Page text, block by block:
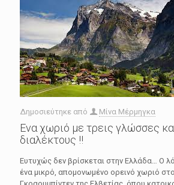
Δημοσιεύτηκε από Μίνα Μέρμηγκα
Ενα χωριό με τρεις γλώσσες
διαλέκτους !!
Ευτυχώς δεν βρίσκεται στην Ελλάδα… Ο
ένα μικρό, απομονωμένο ορεινό χωριό στο